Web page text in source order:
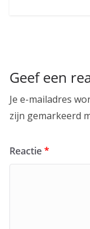
Geef een
Je e-mailadres
zijn gemarkeerd
Reactie*